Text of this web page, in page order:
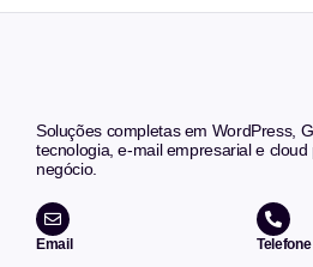
Soluções completas em WordPress,
tecnologia, e-mail empresarial e
negócio.
Email Telefone